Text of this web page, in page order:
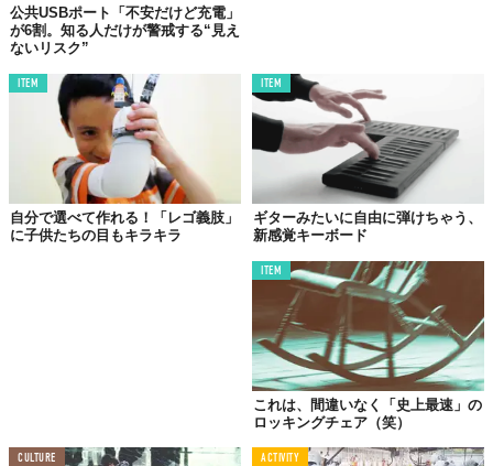
それから音楽学校の教師に紹介を受け、ジョージア工科大学で人
工知能やロボティクスを研究するジル・ワインバーグ教授に出会
った。人間が奏でた音を感知し、演奏で受け答える機能を持った
ジャムセッションをするロボットの開発で知られていた人物だっ
もともと筋電義肢に興味はあったが、個人で使用するには費用が
高額すぎた。ワインバーグ教授と話し合うと、大学の技術開発を
今では人間の腕ではできないような機能を持つ新しい腕をテスト
している。スティックが2本設置されたドラム用の義肢には、オマ
ケの機能がついていて、文字通り人間離れした超高速でリズムを
自動で刻める。「世界最速のドラマー」なんて異名もついた。
そのほかにピアノ用の腕もテストしている。こちらは指を一本一
本バラバラに動かせる。
公共USBポート「不安だけど充電」
が6割。知る人だけが警戒する“見え
ないリスク”
ITEM
自分で選べて作れる！「レゴ義肢」
に子供たちの目もキラキラ
ITEM
ギターみたいに自由に弾けちゃう、
新感覚キーボード
ITEM
これは、間違いなく「史上最速」の
ロッキングチェア（笑）
CULTURE ACTIVITY